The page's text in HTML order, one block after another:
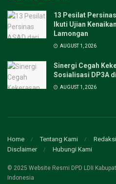
13 Pesilat
Ikuti Ujian
Lamongan
AUGUST 1, 2026
Sinergi Cegah
Sosialisasi DP3A
AUGUST 1, 2026
Home Tentang Kami Redaksi
Disclaimer
Hubungi Kami
© 2025 Website Resmi DPD LDII
Indonesia